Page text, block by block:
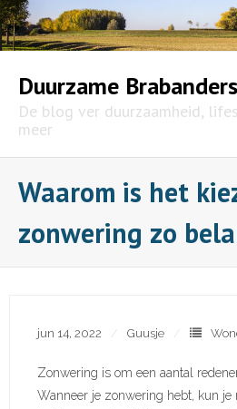
Skip
to
content
Duurzame Brabanders
De blog ver duurzaamheid,
meer
Waarom is het
zonwering zo
jun 14, 2022 Guusje
Zonwering is om een aantal
Wanneer je zonwering hebt, kun je